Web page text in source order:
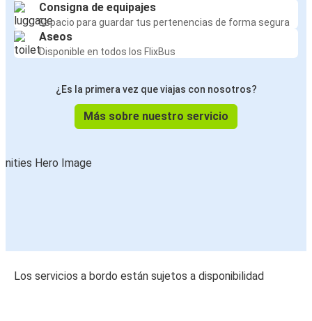
Consigna de equipajes
Espacio para guardar tus pertenencias de forma segura
Aseos
Disponible en todos los FlixBus
¿Es la primera vez que viajas con nosotros?
Más sobre nuestro servicio
Los servicios a bordo están sujetos a disponibilidad